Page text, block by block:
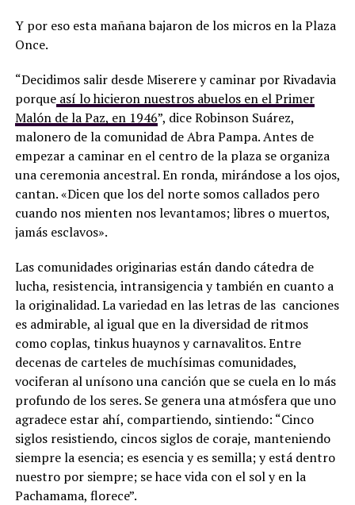
Y por eso esta mañana bajaron de los micros en la Plaza
Once.
“Decidimos salir desde Miserere y caminar por Rivadavia
porqueasí lo hicieron nuestros abuelos en el Primer
Malón de la Paz, en 1946”, dice Robinson Suárez,
malonero de la comunidad de Abra Pampa. Antes de
empezar a caminar en el centro de la plaza se organiza
una ceremonia ancestral. En ronda, mirándose a los ojos,
cantan. «Dicen que los del norte somos callados pero
cuando nos mienten nos levantamos; libres o muertos,
jamás esclavos».
Las comunidades originarias están dando cátedra de
lucha, resistencia, intransigencia y también en cuanto a
la originalidad. La variedad en las letras de las canciones
es admirable, al igual que en la diversidad de ritmos
como coplas, tinkus huaynos y carnavalitos. Entre
decenas de carteles de muchísimas comunidades,
vociferan al unísono una canción que se cuela en lo más
profundo de los seres. Se genera una atmósfera que uno
agradece estar ahí, compartiendo, sintiendo: “Cinco
siglos resistiendo, cincos siglos de coraje, manteniendo
siempre la esencia; es esencia y es semilla; y está dentro
nuestro por siempre; se hace vida con el sol y en la
Pachamama, florece”.